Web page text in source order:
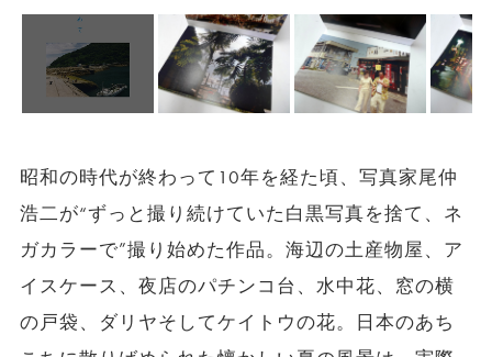
昭和の時代が終わって10年を経た頃、写真家尾仲
浩二が“ずっと撮り続けていた白黒写真を捨て、ネ
ガカラーで”撮り始めた作品。海辺の土産物屋、ア
イスケース、夜店のパチンコ台、水中花、窓の横
の戸袋、ダリヤそしてケイトウの花。日本のあち